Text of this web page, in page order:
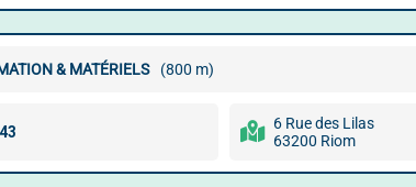
& MATÉRIELS (800 m)
6 Rue des Lilas
63200 Riom